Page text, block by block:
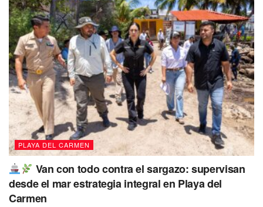
PLAYA DEL CARMEN
Van con todo contra el sargazo: supervisan
desde el mar estrategia integral en Playa del
Carmen